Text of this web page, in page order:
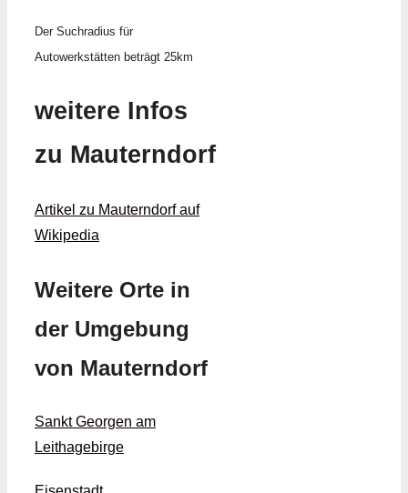
Der Suchradius für
Autowerkstätten beträgt 25km
weitere Infos
zu Mauterndorf
Artikel zu Mauterndorf auf
Wikipedia
Weitere Orte in
der Umgebung
von Mauterndorf
Sankt Georgen am
Leithagebirge